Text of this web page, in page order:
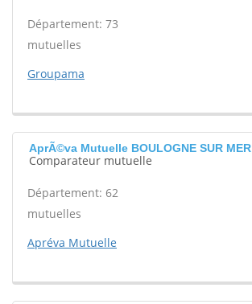
Département: 73
mutuelles
Groupama
AprÃ©va Mutuelle BOULOGNE SUR MER
Comparateur mutuelle
Département: 62
mutuelles
Apréva Mutuelle